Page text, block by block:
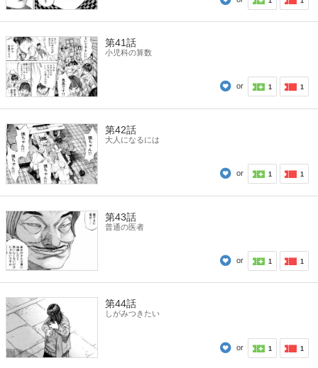
第41話
小児科の算数
or 1 1
第42話
大人になるには
or 1 1
第43話
普通の医者
or 1 1
第44話
しがみつきたい
or 1 1